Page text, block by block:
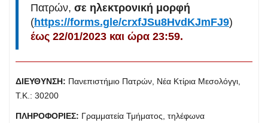
Πατρών, σε ηλεκτρονική μορφή
(https://forms.gle/crxfJSu8HvdKJmFJ9)
έως 22/01/2023 και ώρα 23:59.
ΔΙΕΥΘΥΝΣΗ: Πανεπιστήμιο Πατρών, Νέα Κτίρια Μεσολόγγι,
Τ.Κ.: 30200
ΠΛΗΡΟΦΟΡΙΕΣ: Γραμματεία Τμήματος, τηλέφωνα